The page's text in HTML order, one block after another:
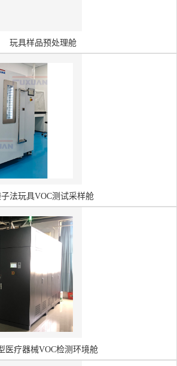
玩具样品预处理舱
法玩具VOC测试采样舱
医疗器械VOC检测环境舱